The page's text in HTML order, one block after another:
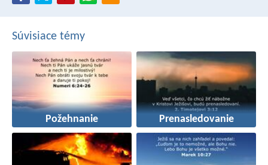
Súvisiace témy
Požehnanie Prenasledovanie